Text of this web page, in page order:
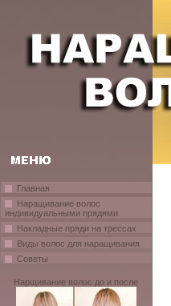
Главная
Наращивание волос
индивидуальными прядями
Накладные пряди на трессах
Виды волос для наращивания
Советы
Нарщивание волос до и после